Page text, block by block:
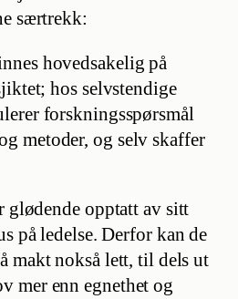
særtrekk:
hovedsakelig på
hos selvstendige
forskningsspørsmål
metoder, og selv skaffer
glødende opptatt av sitt
på ledelse. Derfor kan de
makt nokså lett, til dels ut
mer enn egnethet og